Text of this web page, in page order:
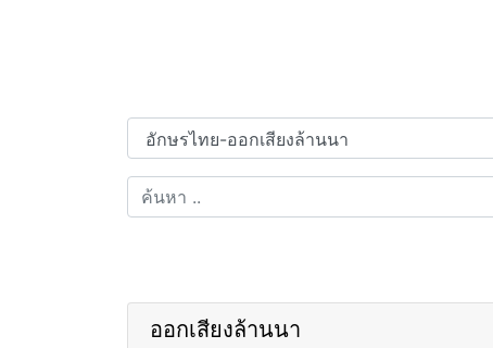
ออกเสียงล้านนา